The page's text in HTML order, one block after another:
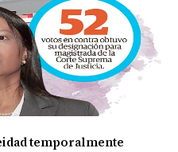
temporalmente